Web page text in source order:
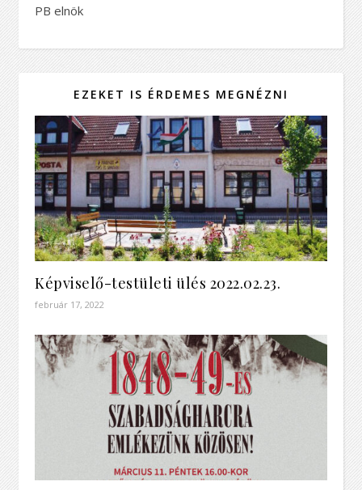
PB elnök
EZEKET IS ÉRDEMES MEGNÉZNI
Képviselő-testületi ülés 2022.02.23.
február 17, 2022